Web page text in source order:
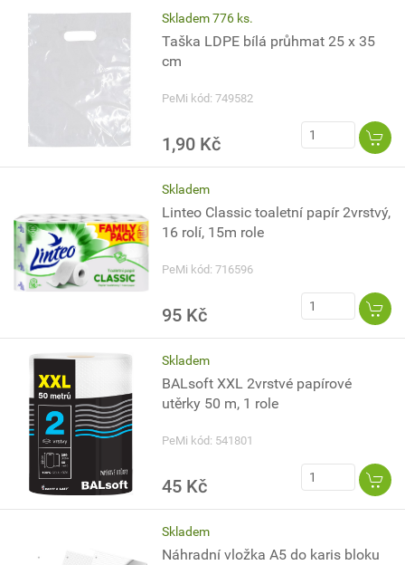
Skladem 776 ks.
Taška LDPE bílá průhmat 25 x 35
cm
PeMi kód: 749582
1,90 Kč
Skladem
Linteo Classic toaletní papír 2vrstvý,
16 rolí, 15m role
PeMi kód: 716596
95 Kč
Skladem
BALsoft XXL 2vrstvé papírové
utěrky 50 m, 1 role
PeMi kód: 541801
45 Kč
Skladem
Náhradní vložka A5 do karis bloku